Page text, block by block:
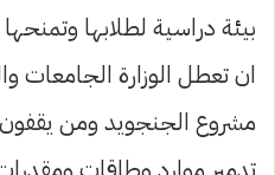
بيئة دراسية لطلابها
ان تعطل الوزارة الجامعات
مشروع الجنجويد ومن